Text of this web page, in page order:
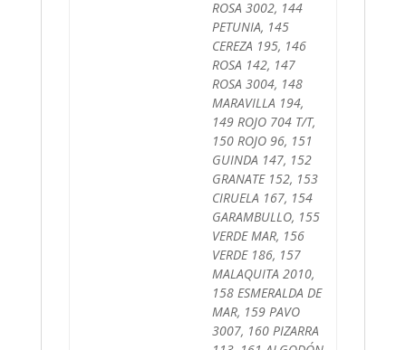
ROSA 3002, 144
PETUNIA, 145
CEREZA 195, 146
ROSA 142, 147
ROSA 3004, 148
MARAVILLA 194,
149 ROJO 704 T/T,
150 ROJO 96, 151
GUINDA 147, 152
GRANATE 152, 153
CIRUELA 167, 154
GARAMBULLO, 155
VERDE MAR, 156
VERDE 186, 157
MALAQUITA 2010,
158 ESMERALDA DE
MAR, 159 PAVO
3007, 160 PIZARRA